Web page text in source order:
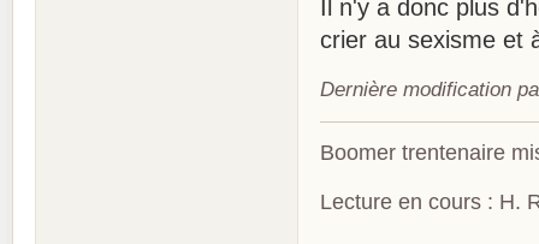
Il n'y a donc plus
crier au sexisme et
Dernière modification
Boomer trentenaire
Lecture en cours : H.